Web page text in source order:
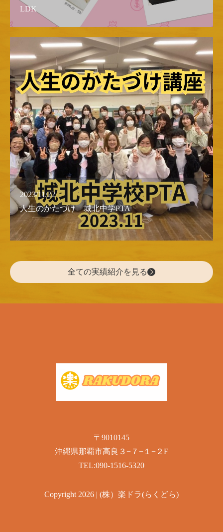
LDK
2023/11/22
人生のかたづけ 城北中学PTA
全ての実績紹介を見る
〒9010145
沖縄県那覇市高良３−７−１−２F
TEL:090-1516-5320
Copyright 2026 | (株）楽ドラ(らくどら)